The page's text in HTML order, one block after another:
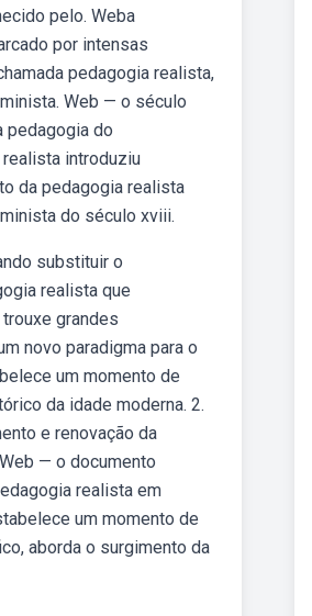
pelo. Weba
por intensas
pedagogia realista,
Web — o século
pedagogia do
introduziu
da pedagogia realista
do século xviii.
substituir o
realista que
grandes
novo paradigma para o
um momento de
da idade moderna. 2.
e renovação da
— o documento
realista em
um momento de
aborda o surgimento da